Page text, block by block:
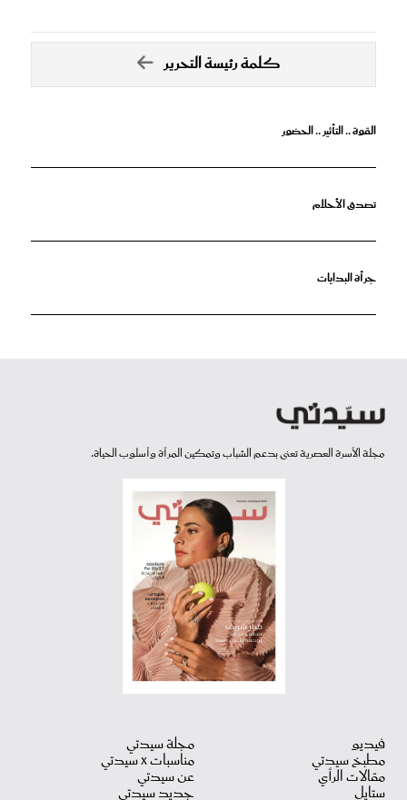
كلمة رئيسة التحرير
القوة .. التأثير .. الحضور
تصدق الأحلام
جرأة البدايات
مجلة الأسرة العصرية تعنى بدعم الشباب وتمكين المرأة وأسلوب الحياة.
فيديو
مطبخ سيدتي
مقالات الرأي
ستايل
مجلة سيدتي
مناسبات X سيدتي
عن سيدتي
جديد سيدتي